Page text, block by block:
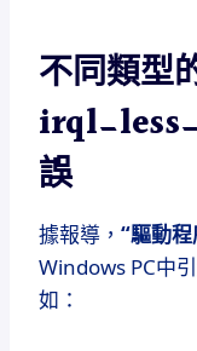
不同類型
誤
據報導， “驅動
Windows PC中
如：